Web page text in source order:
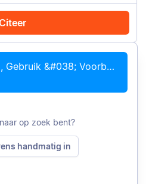
Citeer
met Chrome Citeer handmatig
Na of Naar | Verschil, Gebruik &#038; Voorbeelden?
op zoek bent?
handmatig in